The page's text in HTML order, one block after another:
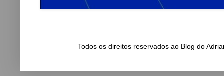
Todos os direitos reservados ao Blog do